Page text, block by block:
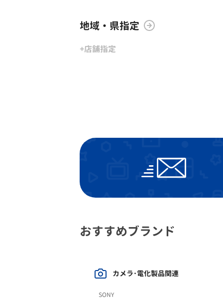
地域・県指定
+店舗指定
おすすめブランド
カメラ･電化製品関連
SONY